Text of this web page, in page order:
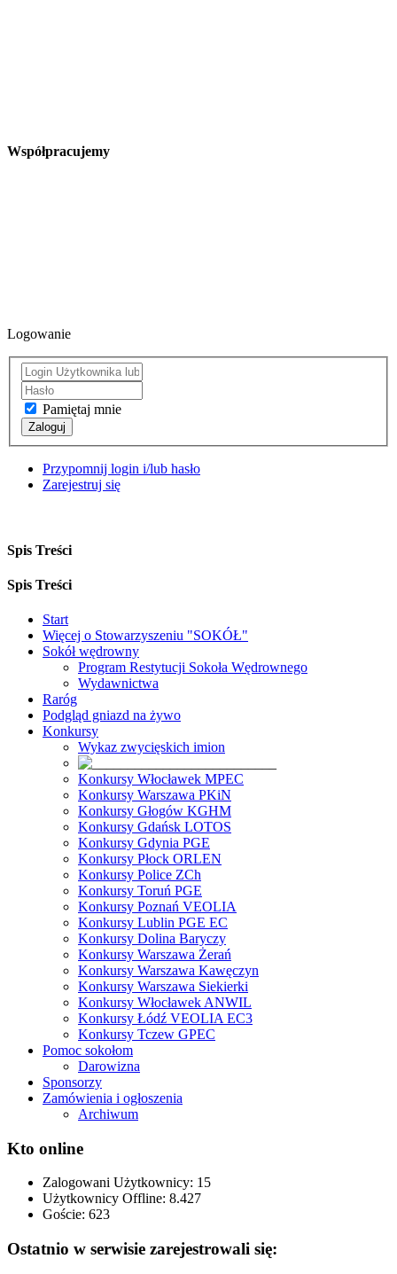
Współpracujemy
Logowanie
Pamiętaj mnie
Zaloguj
Przypomnij login i/lub hasło
Zarejestruj się
Spis Treści
Spis Treści
Start
Więcej o Stowarzyszeniu "SOKÓŁ"
Sokół wędrowny
Program Restytucji Sokoła Wędrownego
Wydawnictwa
Raróg
Podgląd gniazd na żywo
Konkursy
Wykaz zwycięskich imion
Konkursy Włocławek MPEC
Konkursy Warszawa PKiN
Konkursy Głogów KGHM
Konkursy Gdańsk LOTOS
Konkursy Gdynia PGE
Konkursy Płock ORLEN
Konkursy Police ZCh
Konkursy Toruń PGE
Konkursy Poznań VEOLIA
Konkursy Lublin PGE EC
Konkursy Dolina Baryczy
Konkursy Warszawa Żerań
Konkursy Warszawa Kawęczyn
Konkursy Warszawa Siekierki
Konkursy Włocławek ANWIL
Konkursy Łódź VEOLIA EC3
Konkursy Tczew GPEC
Pomoc sokołom
Darowizna
Sponsorzy
Zamówienia i ogłoszenia
Archiwum
Kto online
Zalogowani Użytkownicy: 15
Użytkownicy Offline: 8.427
Goście: 623
Ostatnio w serwisie zarejestrowali się: